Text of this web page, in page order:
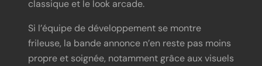
classique et le look arcade.
Si l’équipe de développement se montre
frileuse, la bande annonce n’en reste pas moins
propre et soignée, notamment grâce aux visuels